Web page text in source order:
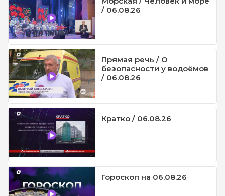
/ 06.08.26
Прямая речь / О
безопасности у водоёмов
/ 06.08.26
Кратко / 06.08.26
Гороскоп на 06.08.26